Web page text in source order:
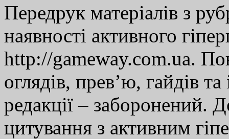
Передрук матеріалів з
наявності активного
http://gameway.com.ua.
оглядів, прев’ю, гайдів
редакції – заборонений.
цитування з активним